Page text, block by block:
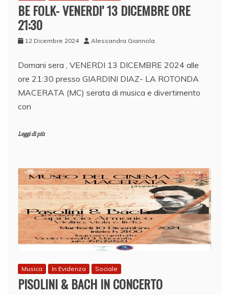
BE FOLK- VENERDI’ 13 DICEMBRE ORE
21:30
12 Dicembre 2024 Alessandra Giannola
Domani sera , VENERDI 13 DICEMBRE 2024 alle
ore 21:30 presso GIARDINI DIAZ- LA ROTONDA
MACERATA (MC) serata di musica e divertimento
con
Leggi di più
Musica In Evidenza Sociale
PISOLINI & BACH IN CONCERTO